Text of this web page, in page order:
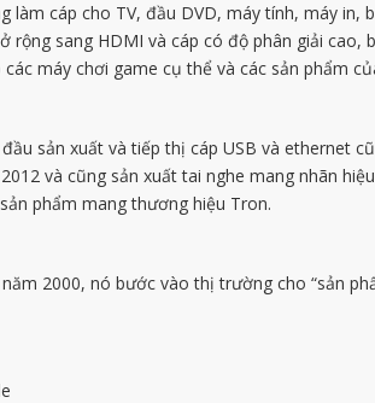
làm cáp cho TV, đầu DVD, máy tính, máy in,
rộng sang HDMI và cáp có độ phân giải
máy chơi game cụ thể và các sản phẩm
sản xuất và tiếp thị cáp USB và ethernet
và cũng sản xuất tai nghe mang nhãn
phẩm mang thương hiệu Tron.
2000, nó bước vào thị trường cho “sản